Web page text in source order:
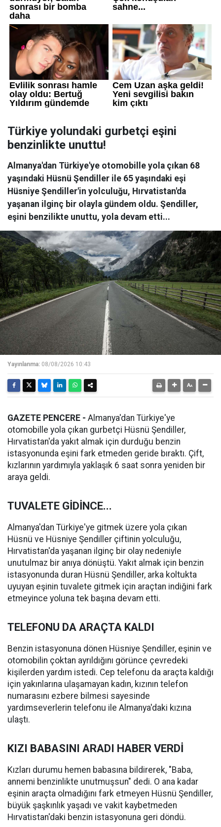
Türkiye yolundaki gurbetçi eşini
benzinlikte unuttu!
Almanya'dan Türkiye'ye otomobille yola çıkan 68
yaşındaki Hüsnü Şendiller ile 65 yaşındaki eşi
Hüsniye Şendiller'in yolculuğu, Hırvatistan'da
yaşanan ilginç bir olayla gündem oldu. Şendiller,
eşini benzilikte unuttu, yola devam etti...
Yayınlanma: 08/08/2026 10:43
GAZETE PENCERE - Almanya'dan Türkiye'ye
otomobille yola çıkan gurbetçi Hüsnü Şendiller,
Hırvatistan'da yakıt almak için durduğu benzin
istasyonunda eşini fark etmeden geride bıraktı. Çift,
kızlarının yardımıyla yaklaşık 6 saat sonra yeniden bir
araya geldi.
TUVALETE GİDİNCE...
Almanya'dan Türkiye'ye gitmek üzere yola çıkan
Hüsnü ve Hüsniye Şendiller çiftinin yolculuğu,
Hırvatistan'da yaşanan ilginç bir olay nedeniyle
unutulmaz bir anıya dönüştü. Yakıt almak için benzin
istasyonunda duran Hüsnü Şendiller, arka koltukta
uyuyan eşinin tuvalete gitmek için araçtan indiğini fark
etmeyince yoluna tek başına devam etti.
TELEFONU DA ARAÇTA KALDI
Benzin istasyonuna dönen Hüsniye Şendiller, eşinin ve
otomobilin çoktan ayrıldığını görünce çevredeki
kişilerden yardım istedi. Cep telefonu da araçta kaldığı
için yakınlarına ulaşamayan kadın, kızının telefon
numarasını ezbere bilmesi sayesinde
yardımseverlerin telefonu ile Almanya'daki kızına
ulaştı.
KIZI BABASINI ARADI HABER VERDİ
Kızları durumu hemen babasına bildirerek, "Baba,
annemi benzinlikte unutmuşsun" dedi. O ana kadar
eşinin araçta olmadığını fark etmeyen Hüsnü Şendiller,
büyük şaşkınlık yaşadı ve vakit kaybetmeden
Hırvatistan'daki benzin istasyonuna geri döndü.